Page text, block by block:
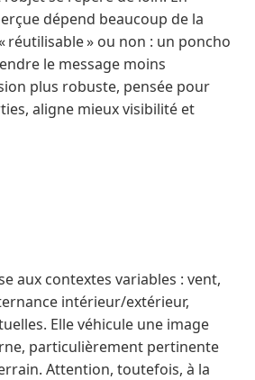
dépend beaucoup de la
réutilisable » ou non : un poncho
le message moins
plus robuste, pensée pour
aligne mieux visibilité et
aux contextes variables : vent,
intérieur/extérieur,
Elle véhicule une image
particulièrement pertinente
Attention, toutefois, à la